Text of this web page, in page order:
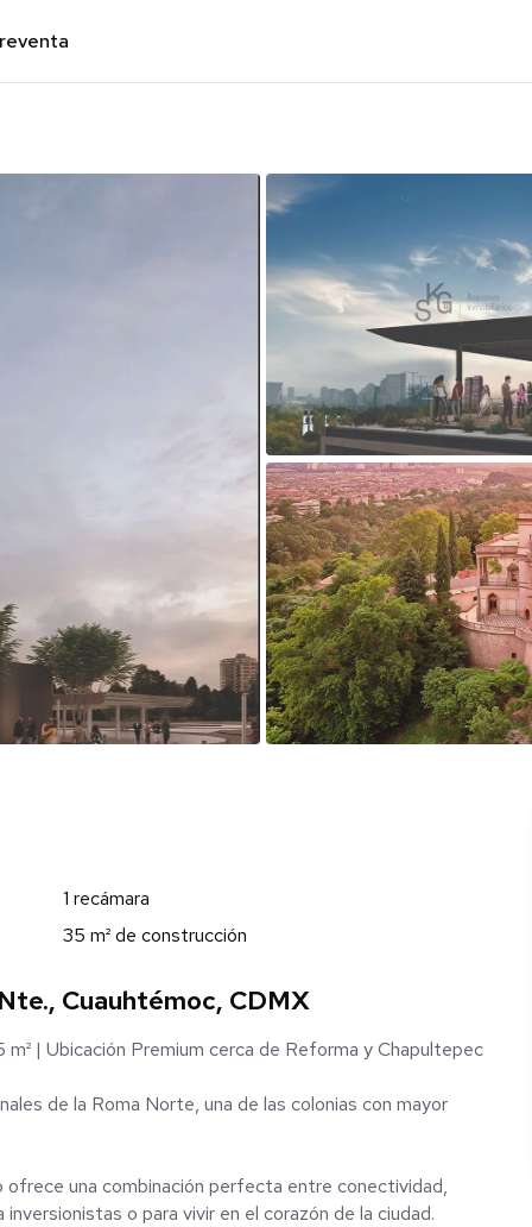
1 recámara
35 m² de construcción
Cuauhtémoc, CDMX
| Ubicación Premium cerca de Reforma y Chapultepec
de la Roma Norte, una de las colonias con mayor
una combinación perfecta entre conectividad,
o para vivir en el corazón de la ciudad.